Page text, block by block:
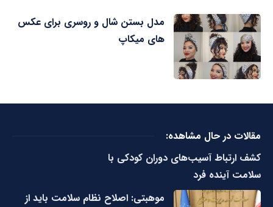
مدل بستن شال و روسری برای عکس
های میکاپ
مقالات در حال مشاهده:
کشف ارتباط آسیب‌های دوران کودکی با
سلامت آینده فرد
موهبتی: اصلاح نظام سلامت باید از